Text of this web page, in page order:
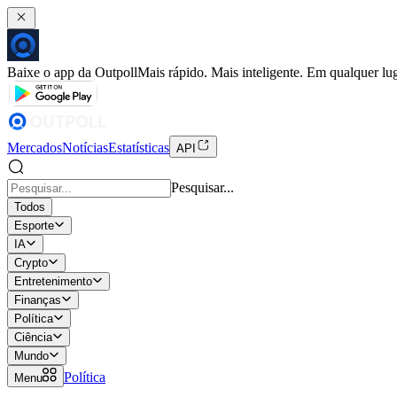
Baixe o app da OutpollMais rápido. Mais inteligente. Em qualquer
MercadosNotíciasEstatísticas API
Pesquisar...
Todos
Esporte
IA
Crypto
Entretenimento
Finanças
Política
Ciência
Mundo
Menu
Política